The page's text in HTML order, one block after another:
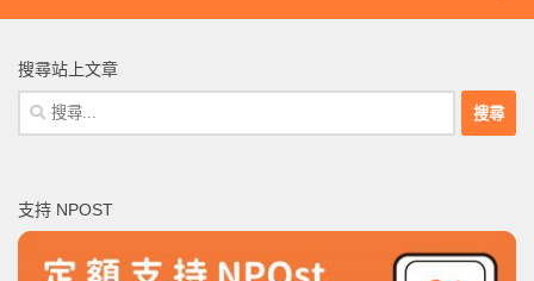
搜尋站上文章
搜
尋
字:
支持 NPOST